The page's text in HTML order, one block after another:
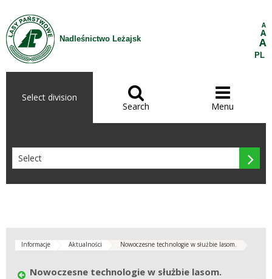
Skip to Content
Nadleśnictwo Leżajsk
A
A
A
PL
Select division 
Search

Menu

Informacje Aktualności Nowoczesne technologie w służbie lasom.
Nowoczesne technologie w służbie lasom.